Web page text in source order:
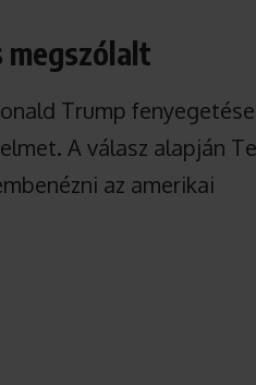
megszólalt
Trump
A válasz alapján
az amerikai